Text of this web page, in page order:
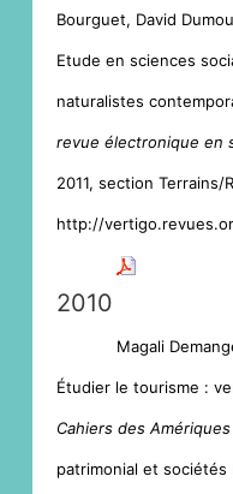
Bourguet, David
Etude en sciences
naturalistes
revue électronique en
2011, section Terrains/
http://
2010
Magali
Étudier le tourisme :
Cahiers des
patrimonial et sociétés